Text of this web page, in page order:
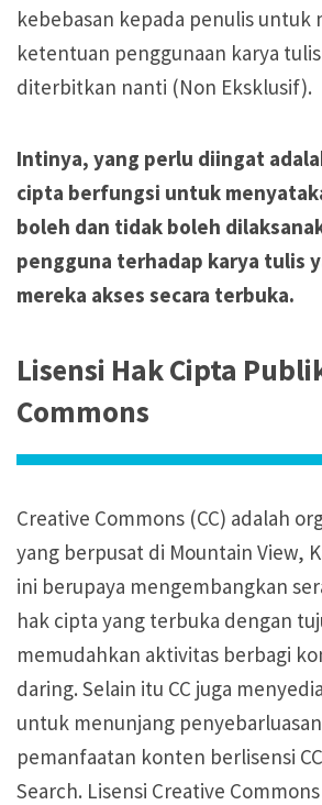
kebebasan kepada penulis untuk
ketentuan penggunaan karya
diterbitkan nanti (Non Eksklusif).
Intinya, yang perlu diingat
cipta berfungsi untuk
boleh dan tidak boleh
pengguna terhadap karya tulis
mereka akses secara terbuka.
Lisensi Hak Cipta
Commons
Creative Commons (CC) adalah
yang berpusat di Mountain View,
ini berupaya mengembangkan
hak cipta yang terbuka dengan
memudahkan aktivitas berbagi
daring. Selain itu CC juga
untuk menunjang
pemanfaatan konten berlisensi
Search. Lisensi Creative